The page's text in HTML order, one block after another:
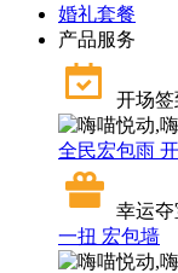
婚礼套餐
产品服务
开场签
全民宏包雨
幸运夺
一扭 宏包墙